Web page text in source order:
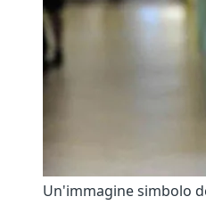
Un'immagine simbolo